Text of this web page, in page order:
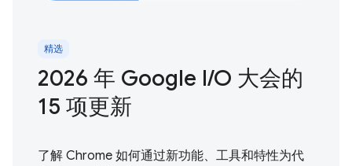
精选
2026 年 Google I / O 大会的
15 项更新
了解 Chrome 如何通过新功能、工具和特性为代